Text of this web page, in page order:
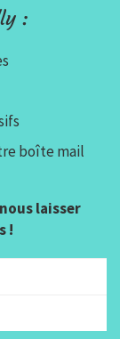
:
boîte mail
laisser
!